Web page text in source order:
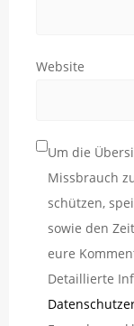
Website
Um die
Missbrauch
schützen,
sowie den
eure
Detaillierte